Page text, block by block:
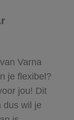
Varna
je flexibel?
jou! Dit
dus wil je